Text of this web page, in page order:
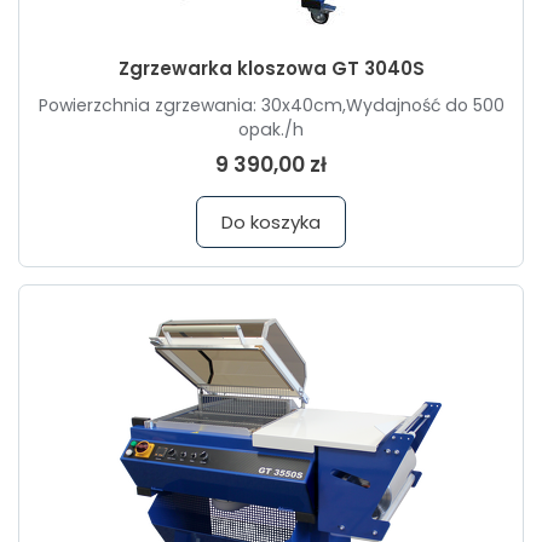
Zgrzewarka kloszowa GT 3040S
Powierzchnia zgrzewania: 30x40cm,Wydajność do 500
opak./h
9 390,00 zł
Do koszyka